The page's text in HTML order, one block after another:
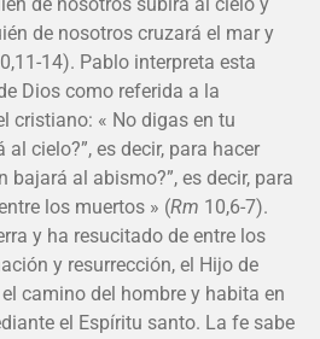
de nosotros cruzará el mar y
14). Pablo interpreta esta
Dios como referida a la
cristiano: « No digas en tu
al cielo?”, es decir, para hacer
bajará al abismo?”, es decir, para
los muertos » (Rm 10,6-7).
y ha resucitado de entre los
y resurrección, el Hijo de
camino del hombre y habita en
el Espíritu santo. La fe sabe